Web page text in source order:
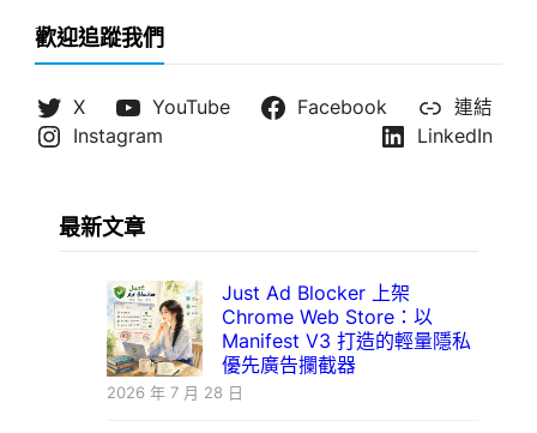
歡迎追蹤我們
X YouTube Facebook
連結
Instagram
LinkedIn
最新文章
Just Ad Blocker 上架
Chrome Web Store：以
Manifest V3 打造的輕量隱私
優先廣告攔截器
2026 年 7 月 28 日